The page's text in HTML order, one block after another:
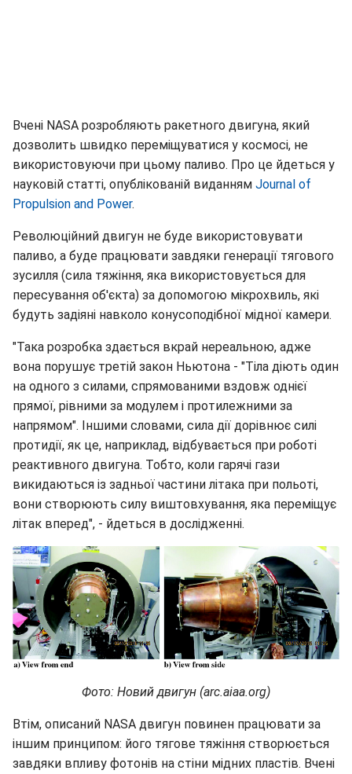
Вчені NASA розробляють ракетного двигуна, який
дозволить швидко переміщуватися у космосі, не
використовуючи при цьому паливо. Про це йдеться у
науковій статті, опублікованій виданням Journal of
Propulsion and Power.
Революційний двигун не буде використовувати
паливо, а буде працювати завдяки генерації тягового
зусилля (сила тяжіння, яка використовується для
пересування об'єкта) за допомогою мікрохвиль, які
будуть задіяні навколо конусоподібної мідної камери.
"Така розробка здається вкрай нереальною, адже
вона порушує третій закон Ньютона - "Тіла діють один
на одного з силами, спрямованими вздовж однієї
прямої, рівними за модулем і протилежними за
напрямом". Іншими словами, сила дії дорівнює силі
протидії, як це, наприклад, відбувається при роботі
реактивного двигуна. Тобто, коли гарячі гази
викидаються із задньої частини літака при польоті,
вони створюють силу виштовхування, яка переміщує
літак вперед", - йдеться в дослідженні.
Фото: Новий двигун (arc.aiaa.org)
Втім, описаний NASA двигун повинен працювати за
іншим принципом: його тягове тяжіння створюється
завдяки впливу фотонів на стіни мідних пластів. Вчені